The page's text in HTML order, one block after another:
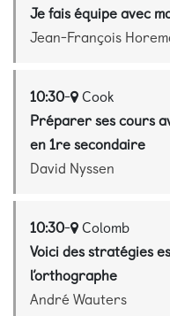
Je fais équipe avec
Jean-François
10:30- Cook
Préparer ses cours
en 1re secondaire
David Nyssen
10:30- Colomb
Voici des stratégies
l’orthographe
André Wauters